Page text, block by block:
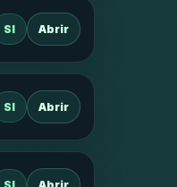
SI Abrir
SI Abrir